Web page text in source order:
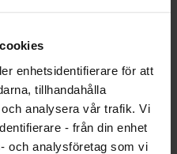
enhetsidentifierare för att
tillhandahålla
analysera vår trafik. Vi
- från din enhet
och analysföretag som vi
exportera till PDF
och körs på Googles
EU/EES och ingen